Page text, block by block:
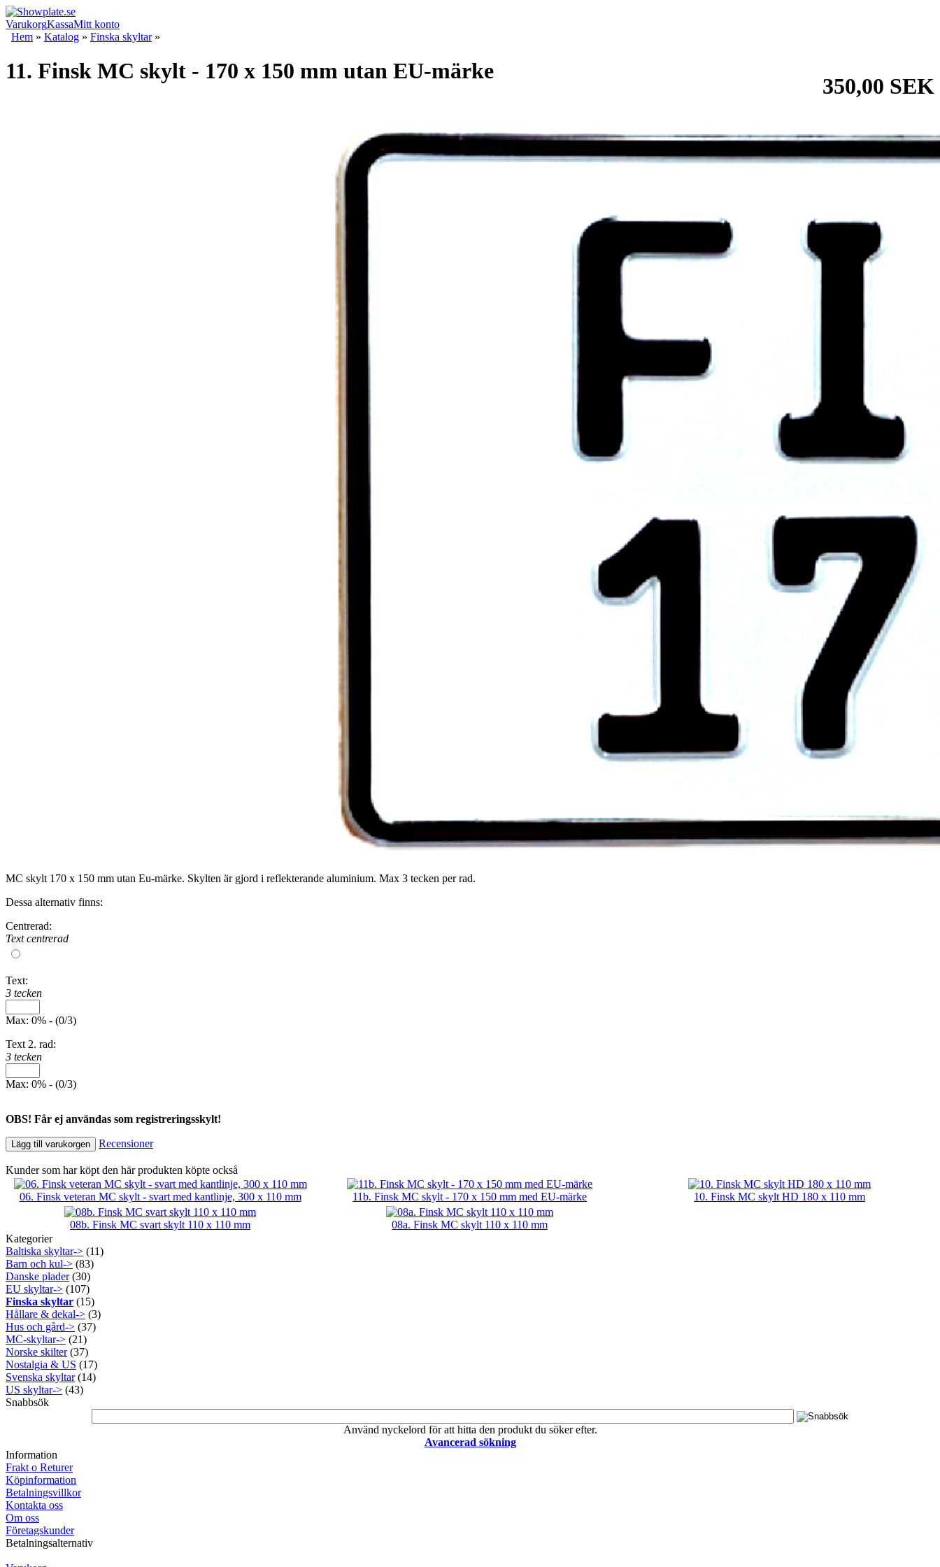
VarukorgKassaMitt konto
Hem » Katalog » Finska skyltar»
350,00 SEK
11. Finsk MC skylt - 170 x 150 mm utan EU-märke
MC skylt 170 x 150 mm utan Eu-märke. Skylten är gjord i reflekterande aluminium. Max 3 tecken per rad.
Dessa alternativ finns:
Centrerad:
Text centrerad
Text:
3 tecken
Max: 0% - (0/3)
Text 2. rad:
3 tecken
Max: 0% - (0/3)
OBS! Får ej användas som registreringsskylt!
Lägg till varukorgen Recensioner
Kunder som har köpt den här produkten köpte också
06. Finsk veteran MC skylt - svart med kantlinje, 300 x 110 mm 11b. Finsk MC skylt - 170 x 150 mm med EU-märke 10. Finsk MC skylt HD 180 x 110 mm
08b. Finsk MC svart skylt 110 x 110 mm
08a. Finsk MC skylt 110 x 110 mm
Kategorier
Baltiska skyltar-> (11)
Barn och kul-> (83)
Danske plader(30)
EU skyltar-> (107)
Finska skyltar (15)
Hållare & dekal-> (3)
Hus och gård-> (37)
MC-skyltar-> (21)
Norske skilter(37)
Nostalgia & US (17)
Svenska skyltar(14)
US skyltar-> (43)
Snabbsök
Använd nyckelord för att hitta den produkt du söker efter.
Avancerad sökning
Information
Frakt o Returer
Köpinformation
Betalningsvillkor
Kontakta oss
Om oss
Företagskunder
Betalningsalternativ